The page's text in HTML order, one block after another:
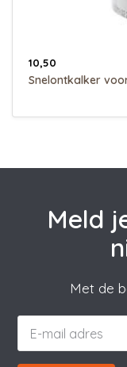
10,50
Snelontkalker
Meld
Met de